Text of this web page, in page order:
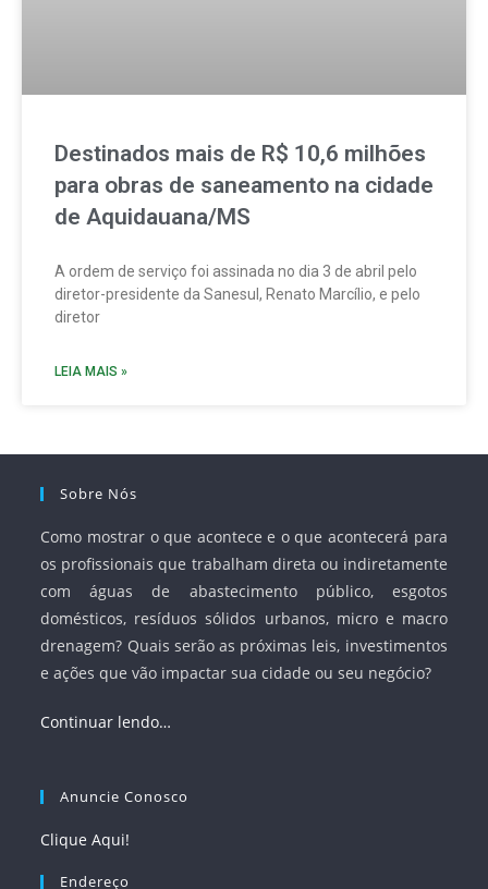
Destinados mais de R$ 10,6 milhões
para obras de saneamento na cidade
de Aquidauana/MS
A ordem de serviço foi assinada no dia 3 de abril pelo
diretor-presidente da Sanesul, Renato Marcílio, e pelo
diretor
LEIA MAIS »
Sobre Nós
Como mostrar o que acontece e o que acontecerá para
os profissionais que trabalham direta ou indiretamente
com águas de abastecimento público, esgotos
domésticos, resíduos sólidos urbanos, micro e macro
drenagem? Quais serão as próximas leis, investimentos
e ações que vão impactar sua cidade ou seu negócio?
Continuar lendo…
Anuncie Conosco
Clique Aqui!
Endereço